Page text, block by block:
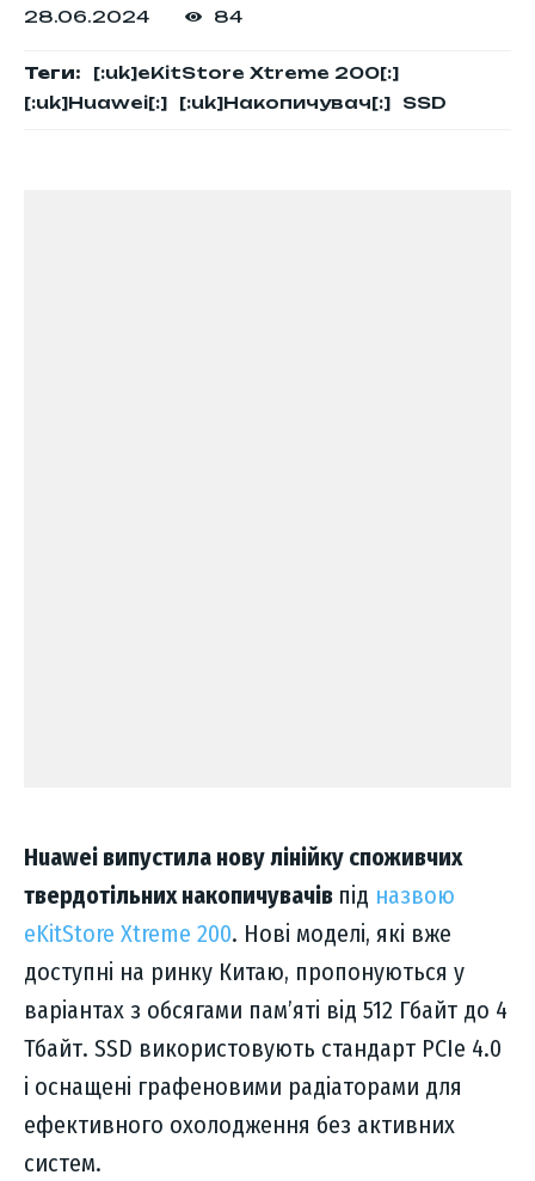
28.06.2024 84
Теги:
[:uk]eKitStore Xtreme 200[:]
[:uk]Huawei[:]
[:uk]Накопичувач[:] SSD
Huawei випустила нову лінійку споживчих
твердотільних накопичувачів під назвою
eKitStore Xtreme 200. Нові моделі, які вже
доступні на ринку Китаю, пропонуються у
варіантах з обсягами пам’яті від 512 Гбайт до 4
Тбайт. SSD використовують стандарт PCIe 4.0
і оснащені графеновими радіаторами для
ефективного охолодження без активних
систем.